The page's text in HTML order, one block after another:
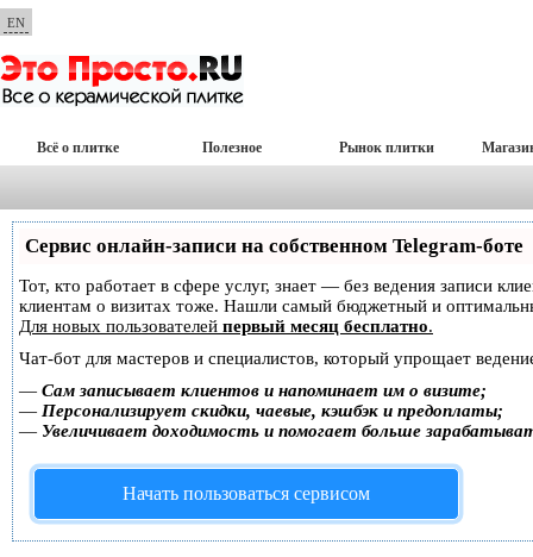
EN
Всё о плитке Полезное Рынок плитки
Сервис онлайн-записи на собственном Telegram-боте
Тот, кто работает в сфере услуг, знает — без ведения записи
клиентам о визитах тоже. Нашли самый бюджетный и
Для новых пользователей первый месяц бесплатно.
Чат-бот для мастеров и специалистов, который упрощает
— Сам записывает клиентов и напоминает им о визите;
— Персонализирует скидки, чаевые, кэшбэк и предоплаты;
— Увеличивает доходимость и помогает больше
Начать пользоваться сервисом